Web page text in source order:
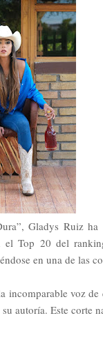
Gladys Ruiz ha
Top 20 del
en una de las
voz
autoría. Este corte